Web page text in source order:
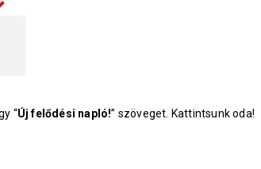
“Új felődési napló!” szöveget. Kattintsunk oda!